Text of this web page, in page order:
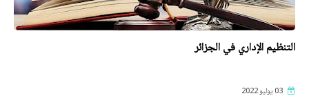
التنظيم الإداري في الجزائر